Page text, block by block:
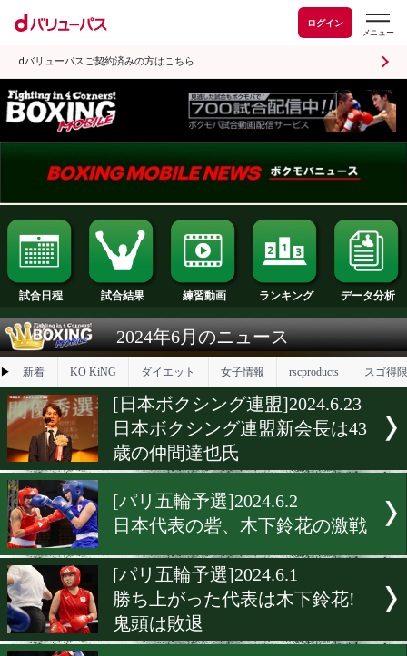
ログイン
dバリューパスご契約済みの方はこちら
試合日程 試合結果 練習動画 ランキング
2024年6月のニュース
▶ 新着 KO KiNG ダイエット
[日本ボクシング連盟
日本ボクシング連盟新会長
[パリ五輪予選]2024.6.2
日本代表の砦、木下鈴花の